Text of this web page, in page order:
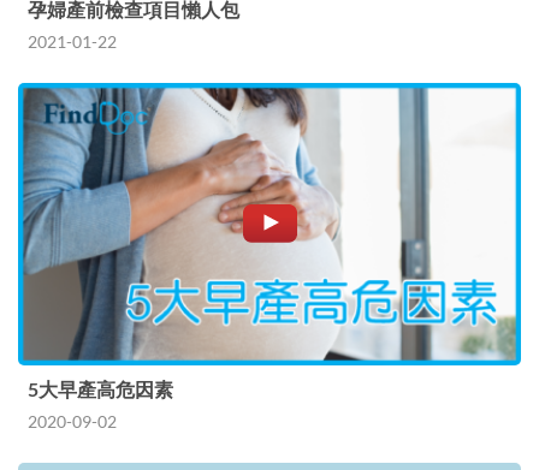
孕婦產前檢查項目懶人包
2021-01-22
5大早產高危因素
2020-09-02